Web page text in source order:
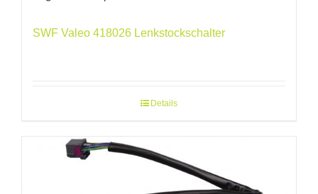
SWF Valeo 418026 Lenkstockschalter
Details